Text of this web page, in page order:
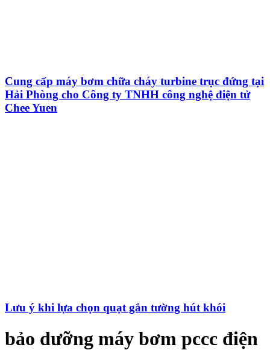
Cung cấp máy bơm chữa cháy turbine trục đứng tại
Hải Phòng cho Công ty TNHH công nghệ điện tử
Chee Yuen
Lưu ý khi lựa chọn quạt gắn tường hút khói
bảo dưỡng máy bơm pccc điện